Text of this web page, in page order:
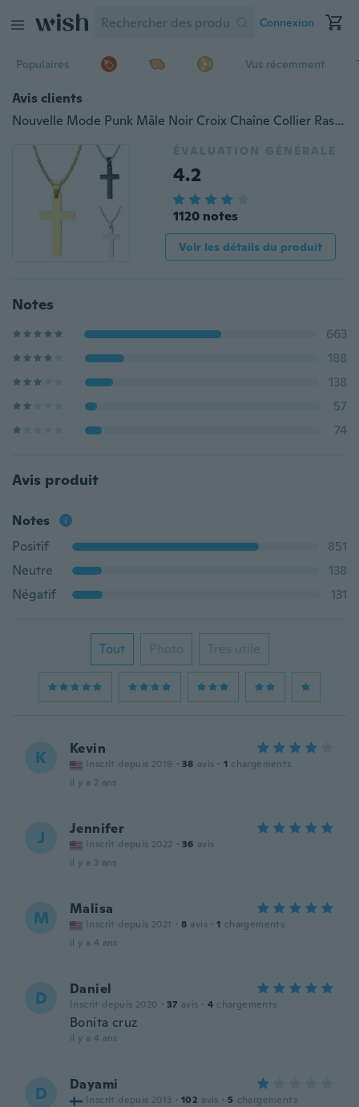
Connexion
Populaires Vus récemment
Avis clients
Nouvelle Mode Punk Mâle Noir Croix Chaîne Collier Ras Du Cou Pendentif Collier Argent Or Noir Acier Inoxydable Jésus Croix Colliers Pendentifs Sports de Plein Air Chanceux Bijoux pour Femmes et Cool Hommes Accessoires Anniversaire Saint Valentin Cadeau
ÉVALUATION GÉNÉRALE
4.2
1120 notes
Voir les détails du produit
Notes
663
188
138
57
74
Avis produit
Notes
Positif
851
Neutre
138
Négatif
131
Tout Photo Très utile
K Kevin
Inscrit depuis 2019 · 38 avis · 1 chargements
il y a 2 ans
J Jennifer
Inscrit depuis 2022 · 36 avis
il y a 3 ans
M Malisa
Inscrit depuis 2021 · 8 avis · 1 chargements
il y a 4 ans
D Daniel
Inscrit depuis 2020 · 37 avis · 4 chargements
Bonita cruz
il y a 4 ans
D Dayami
Inscrit depuis 2013 · 102 avis · 5 chargements